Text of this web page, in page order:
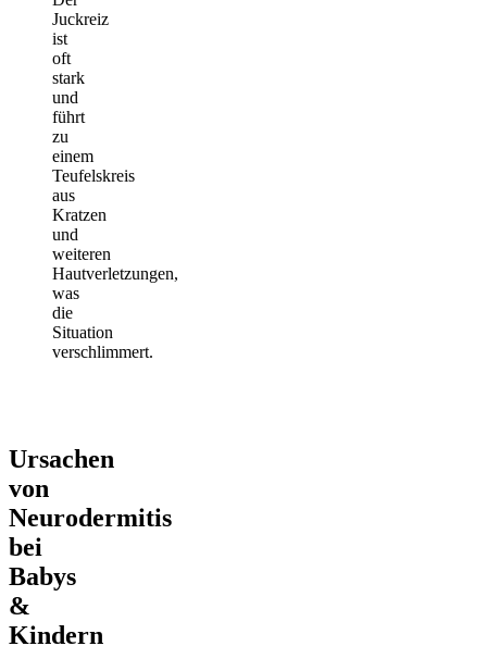
Juckreiz
ist
oft
stark
und
führt
zu
einem
Teufelskreis
aus
Kratzen
und
weiteren
Hautverletzungen,
was
die
Situation
verschlimmert.
Ursachen
von
Neurodermitis
bei
Babys
&
Kindern